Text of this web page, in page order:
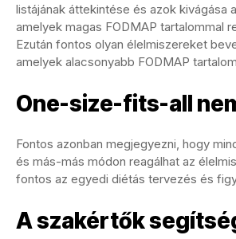
listájának áttekintése és azok kivágása
amelyek magas FODMAP tartalommal
Ezután fontos olyan élelmiszereket
amelyek alacsonyabb FODMAP
One-size-fits-all
Fontos azonban megjegyezni, hogy
és más-más módon reagálhat az
fontos az egyedi diétás tervezés és
A szakértők